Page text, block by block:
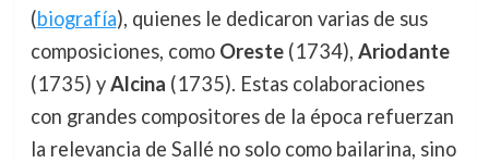
(biografía), quienes le dedicaron varias de sus
composiciones, como Oreste(1734), Ariodante
(1735) yAlcina (1735). Estas colaboraciones
con grandes compositores de la época refuerzan
la relevancia de Sallé no solo como bailarina, sino